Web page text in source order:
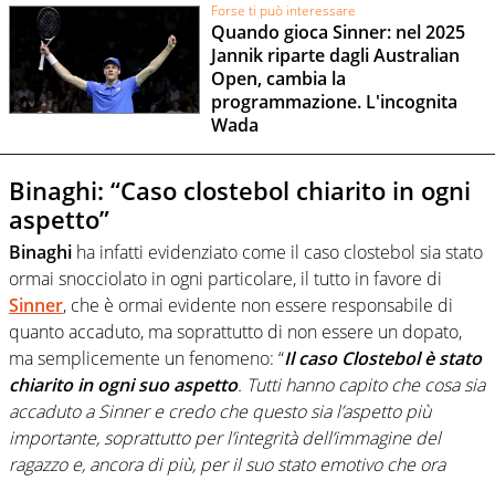
Forse ti può interessare
Quando gioca Sinner: nel 2025
Jannik riparte dagli Australian
Open, cambia la
programmazione. L'incognita
Wada
Binaghi: “Caso clostebol chiarito in ogni
aspetto”
Binaghi ha infatti evidenziato come il caso clostebol sia stato
ormai snocciolato in ogni particolare, il tutto in favore di
Sinner, che è ormai evidente non essere responsabile di
quanto accaduto, ma soprattutto di non essere un dopato,
ma semplicemente un fenomeno: “Il caso Clostebol è stato
chiarito in ogni suo aspetto. Tutti hanno capito che cosa sia
accaduto a Sinner e credo che questo sia l’aspetto più
importante, soprattutto per l’integrità dell’immagine del
ragazzo e, ancora di più, per il suo stato emotivo che ora